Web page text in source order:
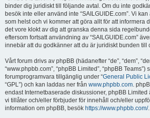
binder dig juridiskt till följande avtal. Om du inte
besök inte eller använd inte “SAILGUIDE.com”. Vi
som helst och vi kommer att göra allt för att informera
det vore klokt av dig att granska denna sida
eftersom fortsatt användning av “SAILGUIDE.com”
innebär att du godkänner att du är juridiskt bunden till
Vårt forum drivs av phpBB (hädanefter “de”, “dem”,
“www.phpbb.com”, “phpBB Limited”, “phpBB Teams”)
forumprogramvara tillgänglig under “General Public
“GPL”) och kan laddas ner från www.phpbb.com.
endast Internetbaserade diskussioner, phpBB Limited
vi tillåter och/eller förbjuder för innehåll och/eller
information om phpBB, besök https://www.phpbb.com/.